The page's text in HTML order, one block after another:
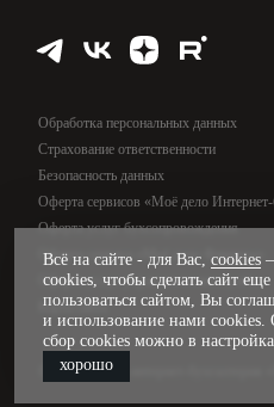
Обработка персональных данных
Страхование ответственности
Безопасность данных
Оферта сервисов «Моё дело
Оферта услуг бухсопровождения
Оферта сервиса «Моё дело Финансы»
Оферта услуг управленческого учёта
Карта сайта
© 2009—2026, интернет-бухгалтерия
Всё на сайте - для Вас, cookies
cookies, чтобы сделать сайт
пользоваться сайтом, Вы
и использование нами cookies.
сбор cookies можно в
хорошо